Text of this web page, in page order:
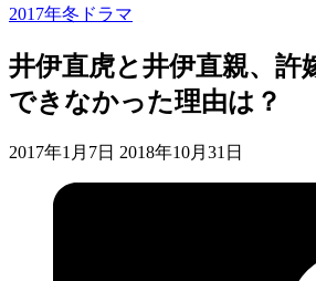
2017年冬ドラマ
井伊直虎と井伊直親、許
できなかった理由は？
2017年1月7日 2018年10月31日